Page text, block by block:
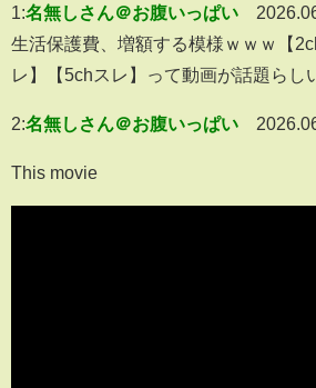
1:名無しさん＠お腹いっぱい
生活保護費、増額する模様ｗｗｗ【
レ】【5chスレ】って動画が話題らし
2:名無しさん＠お腹いっぱい
This movie